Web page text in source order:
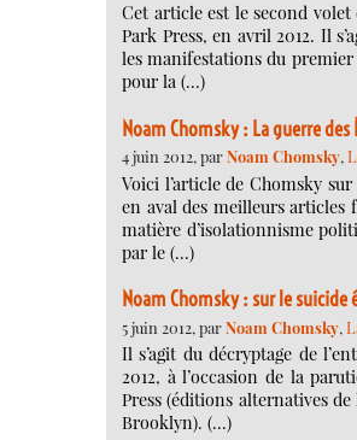
Cet article est le second volet
Park Press, en avril 2012. Il
les manifestations du premier
pour la (…)
Noam Chomsky : La guerre
4 juin 2012, parNoam Chomsky,
Voici l’article de Chomsky
en aval des meilleurs
matière d’isolationnisme
par le (…)
Noam Chomsky : sur le
5 juin 2012, parNoam Chomsky,
Il s’agit du décryptage de
2012, à l’occasion de la
Press (éditions alternatives
Brooklyn). (…)